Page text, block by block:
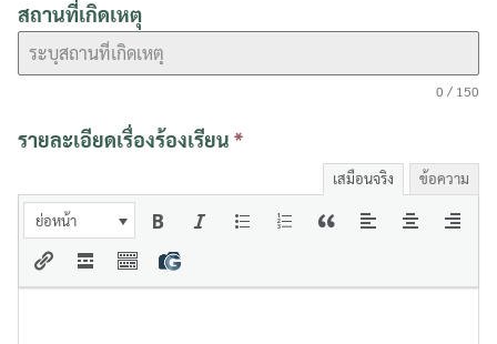
สถานที่เกิดเหตุ
0 / 150
รายละเอียดเรื่องร้องเรียน *
เสมือนจริง ข้อความ
ย่อหน้า